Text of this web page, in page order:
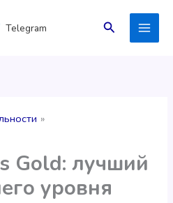
Telegram Поиск
Gold: лучший
уровня